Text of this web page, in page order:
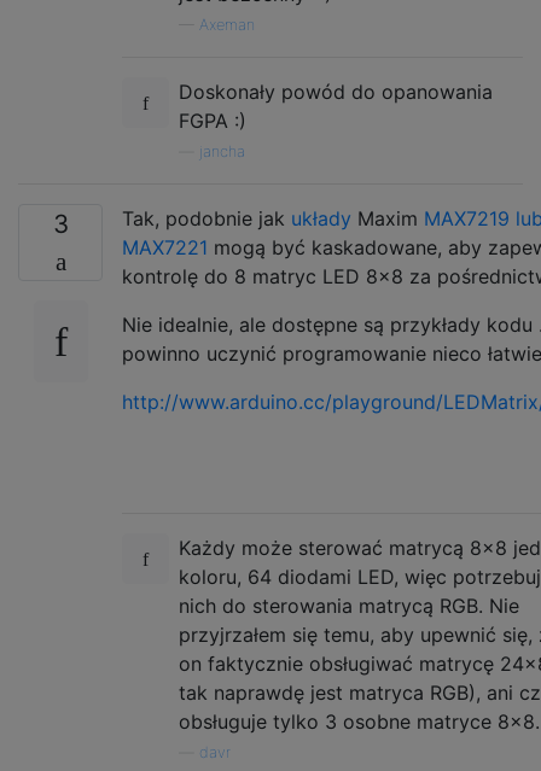
Axeman
Doskonały powód do opanowania
FGPA :)
jancha
3 Tak, podobnie jak układy Maxim MAX7219
MAX7221 mogą być kaskadowane, aby
kontrolę do 8 matryc LED 8x8 za
Nie idealnie, ale dostępne są przykłady kodu
powinno uczynić programowanie nieco
http://www.arduino.cc/playground/
Każdy może sterować matrycą 8x8
koloru, 64 diodami LED, więc
nich do sterowania matrycą RGB. Nie
przyjrzałem się temu, aby upewnić się,
on faktycznie obsługiwać matrycę
tak naprawdę jest matryca RGB), ani
obsługuje tylko 3 osobne matryce 8x8.
davr